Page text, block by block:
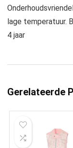
lage temperatuur.
4 jaar
Gerelateerde